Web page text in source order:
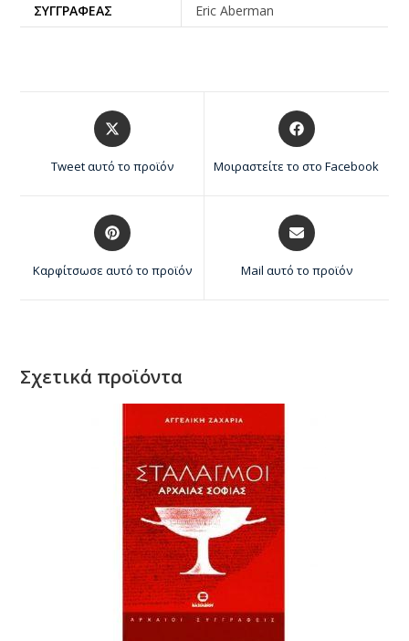
ΣΥΓΓΡΑΦΈΑΣ
Eric Aberman
Tweet αυτό το προϊόν Μοιραστείτε το στο Facebook
Καρφίτσωσε αυτό το προϊόν Mail αυτό το προϊόν
Σχετικά προϊόντα